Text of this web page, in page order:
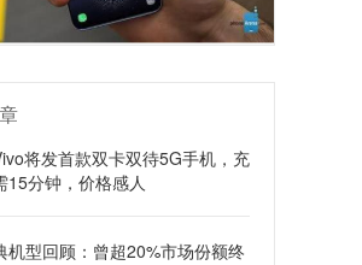
将发首款双卡双待5G手机，充
15分钟，价格感人
机型回顾：曾超20%市场份额终